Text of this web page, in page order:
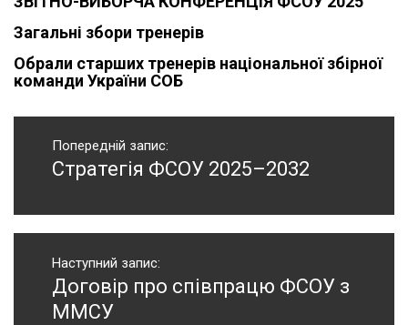
Загальні збори тренерів
Обрали старших тренерів національної збірної
команди України СОБ
Навігація
записів
Попередній запис:
Попередній
Стратегія ФСОУ 2025–2032
Наступний запис:
Наступний
запис:
Договір про співпрацю ФСОУ з
ММСУ